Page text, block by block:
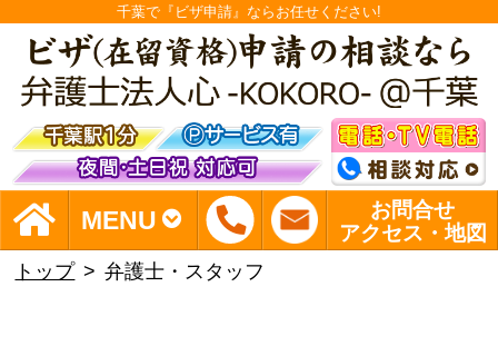
千葉で『ビザ申請』ならお任せください!
MENU
お問合せ
アクセス・地図
トップ 弁護士・スタッフ